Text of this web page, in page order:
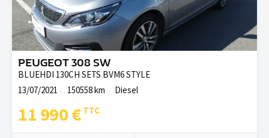
PEUGEOT 308 SW
BLUEHDI 130CH SETS BVM6 STYLE
13/07/2021
150558 km Diesel
11 990 €